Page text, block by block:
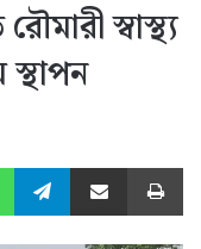
স্বাস্থ্য
WhatsAppTelegramShare via Email